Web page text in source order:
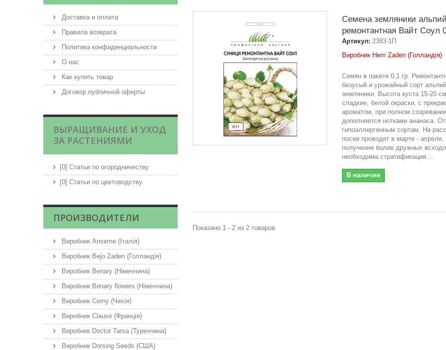
Доставка и оплата
Правила возврата
Политика конфиденциальности
О нас
Как купить товар
Договор публичной оферты
ВЫРАЩИВАНИЕ И УХОД
ЗА РАСТЕНИЯМИ
[0] Статьи по огородничеству
[0] Статьи по цветоводству
ПРОИЗВОДИТЕЛИ
Виробник Anseme (Італія)
Виробник Bejo Zaden (Голландія)
Виробник Benary (Німеччина)
Виробник Benary flowers (Німеччина)
Виробник Cerny (Чехія)
Виробник Clause (Франція)
Виробник Doctor Tarsa (Туреччина)
Виробник Dorsing Seeds (США)
Семена земляники
ремонтантная Вайт Соул
Артикул: 2383-1П
Виробник Hem Zaden (Голландія)
Семян в пакете 0,1 гр.
безусый и урожайный сорт
земляники. Высота куста 15-20
сладкие, белой окраски, с
ароматом, при полном
дополняется нотками ананаса.
гипоаллергенным сортам. На
посев проводят в марте -
получения более дружных
необходима стратификация....
В наличии
Показано 1 - 2 из 2 товаров